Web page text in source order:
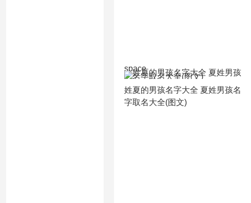
space
姓夏的男孩名字大全 夏姓男孩名
字取名大全(图文)